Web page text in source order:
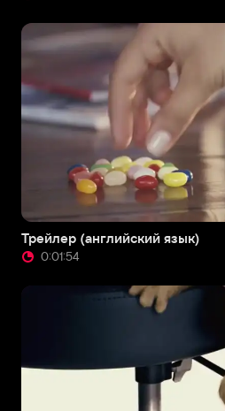
Трейлер (английский язык)
0:01:54